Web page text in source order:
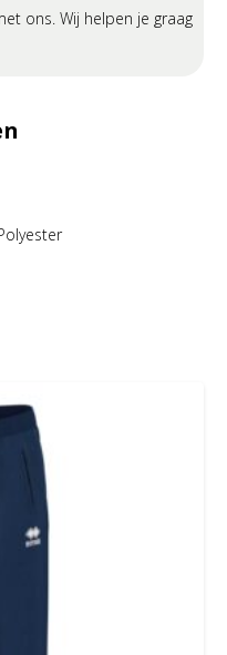
ons. Wij helpen je graag